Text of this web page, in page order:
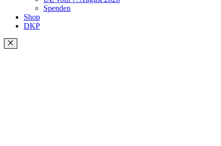
Spenden
Shop
DKP
Schließen